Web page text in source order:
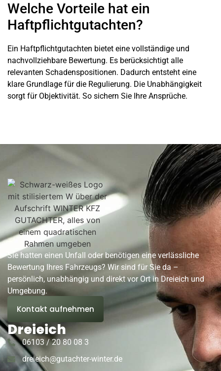
Welche Vorteile hat ein
Haftpflichtgutachten?
Ein Haftpflichtgutachten bietet eine vollständige und
nachvollziehbare Bewertung. Es berücksichtigt alle
relevanten Schadenspositionen. Dadurch entsteht eine
klare Grundlage für die Regulierung. Die Unabhängigkeit
sorgt für Objektivität. So sichern Sie Ihre Ansprüche.
Sie hatten einen Unfall oder benötigen eine verlässliche
Bewertung Ihres Fahrzeugs? Wir sind für Sie da –
persönlich, unabhängig und direkt vor Ort in Dreieich und
Umgebung.
Kontakt aufnehmen
Dreieich
06103 / 20 80 08 3
dreieich@gutachter-winter.de